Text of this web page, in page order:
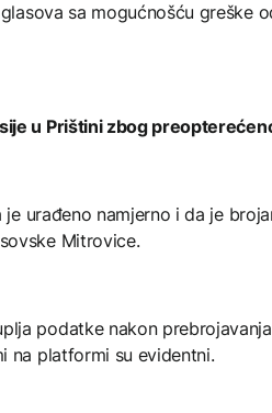
sa mogućnošću greške
u Prištini zbog
urađeno namjerno i da je
Mitrovice.
podatke nakon
na platformi su evidentni.